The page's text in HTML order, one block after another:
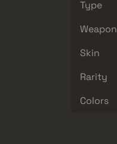
Type
Weapon
Skin
Rarity
Colors